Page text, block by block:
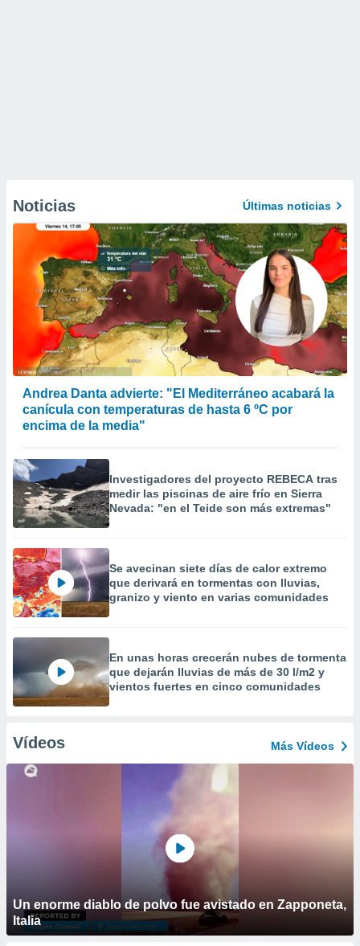
Noticias Últimas noticias
Andrea Danta advierte: "El Mediterráneo acabará la
canícula con temperaturas de hasta 6 ºC por
encima de la media"
Investigadores del proyecto REBECA tras
medir las piscinas de aire frío en Sierra
Nevada: "en el Teide son más extremas"
Se avecinan siete días de calor extremo
que derivará en tormentas con lluvias,
granizo y viento en varias comunidades
En unas horas crecerán nubes de tormenta
que dejarán lluvias de más de 30 l/m2 y
vientos fuertes en cinco comunidades
Vídeos Más Vídeos
Un enorme diablo de polvo fue avistado en Zapponeta,
Italia